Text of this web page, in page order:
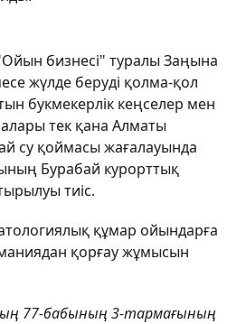
бизнесі" туралы Заңына
жүлде беруді қолма-қол
букмекерлік кеңселер мен
тек қана Алматы
су қоймасы жағалауында
Бурабай курорттық
тиіс.
құмар ойындарға
қорғау жұмысын
77-бабының 3-тармағының